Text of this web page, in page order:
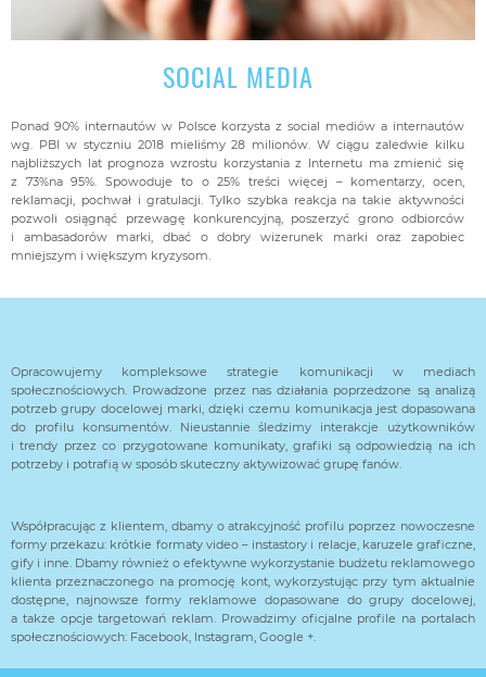
SOCIAL MEDIA
Ponad 90% internautów w Polsce korzysta z social mediów a internautów
wg. PBI w styczniu 2018 mieliśmy 28 milionów. W ciągu zaledwie kilku
najbliższych lat prognoza wzrostu korzystania z Internetu ma zmienić się
z 73%na 95%. Spowoduje to o 25% treści więcej – komentarzy, ocen,
reklamacji, pochwał i gratulacji. Tylko szybka reakcja na takie aktywności
pozwoli osiągnąć przewagę konkurencyjną, poszerzyć grono odbiorców
i ambasadorów marki, dbać o dobry wizerunek marki oraz zapobiec
mniejszym i większym kryzysom.
Opracowujemy kompleksowe strategie komunikacji w mediach
społecznościowych. Prowadzone przez nas działania poprzedzone są analizą
potrzeb grupy docelowej marki, dzięki czemu komunikacja jest dopasowana
do profilu konsumentów. Nieustannie śledzimy interakcje użytkowników
i trendy przez co przygotowane komunikaty, grafiki są odpowiedzią na ich
potrzeby i potrafią w sposób skuteczny aktywizować grupę fanów.
Współpracując z klientem, dbamy o atrakcyjność profilu poprzez nowoczesne
formy przekazu: krótkie formaty video – instastory i relacje, karuzele graficzne,
gify i inne. Dbamy również o efektywne wykorzystanie budżetu reklamowego
klienta przeznaczonego na promocję kont, wykorzystując przy tym aktualnie
dostępne, najnowsze formy reklamowe dopasowane do grupy docelowej,
a także opcje targetowań reklam. Prowadzimy oficjalne profile na portalach
społecznościowych: Facebook, Instagram, Google +.